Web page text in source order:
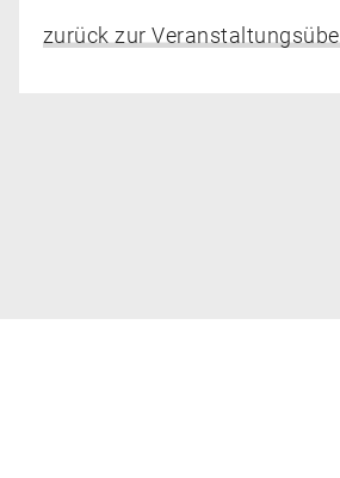
zurück zur